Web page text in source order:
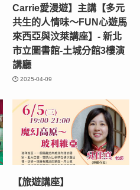
Carrie愛漫遊】主講【多元
共生的人情味～FUN心遊馬
來西亞與汶萊講座】- 新北
市立圖書館-土城分館3樓演
講廳
2025-04-09
【旅遊講座】